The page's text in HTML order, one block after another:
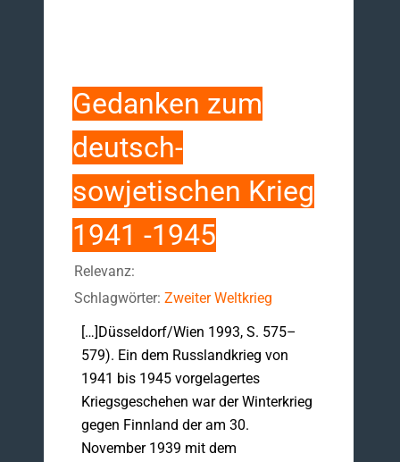
Gedanken zum
deutsch-
sowjetischen Krieg
1941 -1945
Relevanz:
Schlagwörter: Zweiter Weltkrieg
[…]Düsseldorf/Wien 1993, S. 575–
579). Ein dem Russlandkrieg von
1941 bis 1945 vorgelagertes
Kriegsgeschehen war der Winterkrieg
gegen Finnland der am 30.
November 1939 mit dem